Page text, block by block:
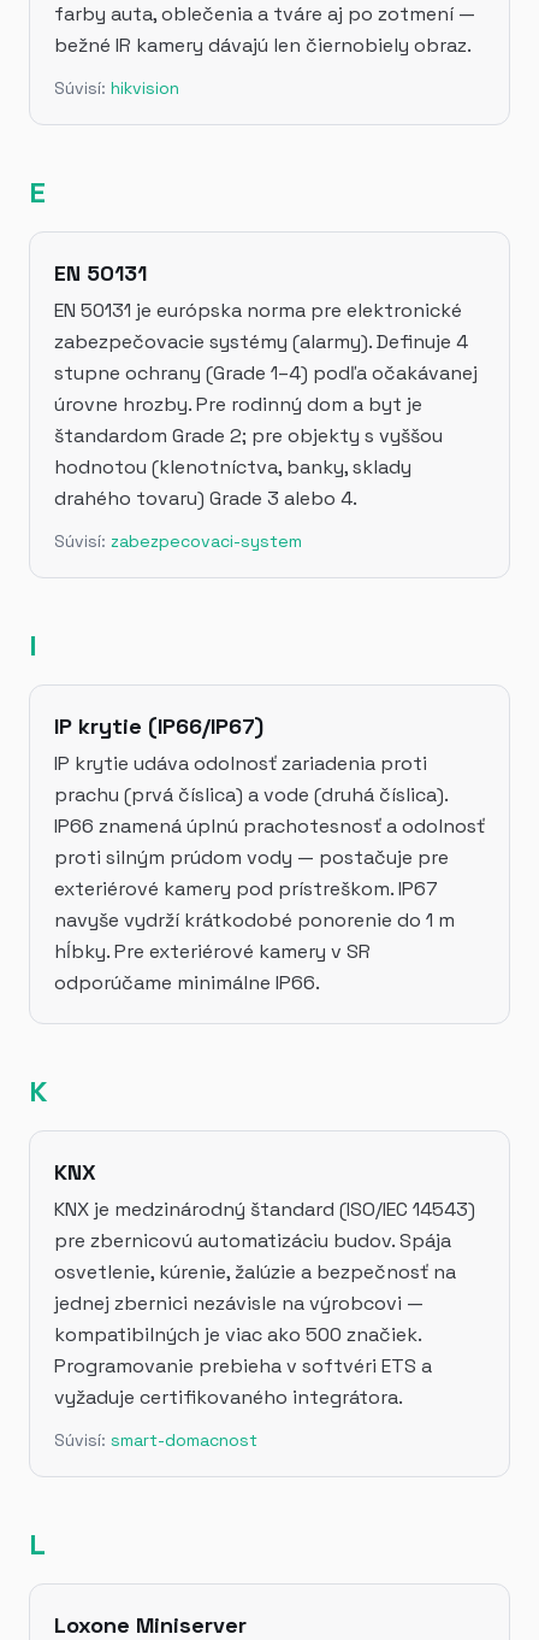
farby auta, oblečenia a tváre aj po zotmení —
bežné IR kamery dávajú len čiernobiely obraz.
Súvisí: hikvision
E
EN 50131
EN 50131 je európska norma pre elektronické
zabezpečovacie systémy (alarmy). Definuje 4
stupne ochrany (Grade 1–4) podľa očakávanej
úrovne hrozby. Pre rodinný dom a byt je
štandardom Grade 2; pre objekty s vyššou
hodnotou (klenotníctva, banky, sklady
drahého tovaru) Grade 3 alebo 4.
Súvisí: zabezpecovaci-system
I
IP krytie (IP66/IP67)
IP krytie udáva odolnosť zariadenia proti
prachu (prvá číslica) a vode (druhá číslica).
IP66 znamená úplnú prachotesnosť a odolnosť
proti silným prúdom vody — postačuje pre
exteriérové kamery pod prístreškom. IP67
navyše vydrží krátkodobé ponorenie do 1 m
hĺbky. Pre exteriérové kamery v SR
odporúčame minimálne IP66.
K
KNX
KNX je medzinárodný štandard (ISO/IEC 14543)
pre zbernicovú automatizáciu budov. Spája
osvetlenie, kúrenie, žalúzie a bezpečnosť na
jednej zbernici nezávisle na výrobcovi —
kompatibilných je viac ako 500 značiek.
Programovanie prebieha v softvéri ETS a
vyžaduje certifikovaného integrátora.
Súvisí: smart-domacnost
L
Loxone Miniserver